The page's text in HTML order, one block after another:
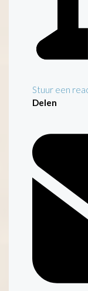
Stuur een
Delen